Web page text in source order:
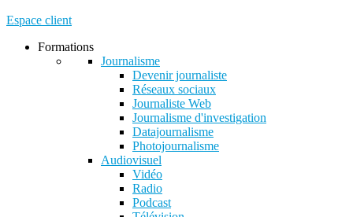
Espace client
Formations
Journalisme
Devenir journaliste
Réseaux sociaux
Journaliste Web
Journalisme d'investigation
Datajournalisme
Photojournalisme
Audiovisuel
Vidéo
Radio
Podcast